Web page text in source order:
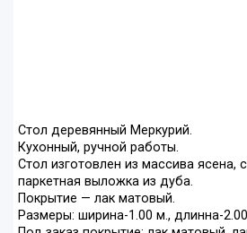
Стол деревянный Меркурий.
Кухонный, ручной работы.
Стол изготовлен из массива ясена,
паркетная выложка из дуба.
Покрытие — лак матовый.
Размеры: ширина-1.00 м., длинна-